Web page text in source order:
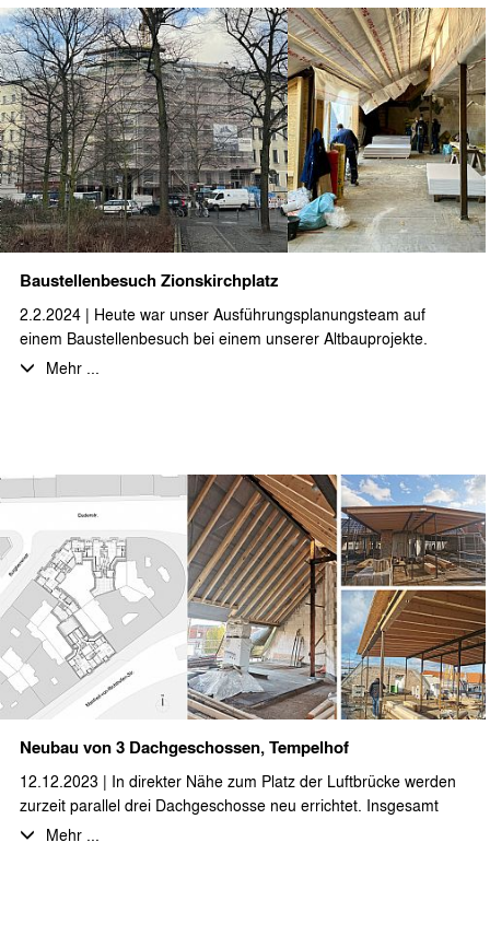
Baustellenbesuch Zionskirchplatz
2.2.2024 | Heute war unser Ausführungsplanungsteam auf
einem Baustellenbesuch bei einem unserer Altbauprojekte.
Direkt am Zionskirchplatz gelegen wird eine Kernsanierung des
Die sanierte bzw. neu geschaffene Wohnfläche beträgt
insgesamt ca. 2.800 m²
Durch stæhr+partner architekten wurden die LP 1-5 bearbeitet.
Mehr ...
Neubau von 3 Dachgeschossen, Tempelhof
12.12.2023 | In direkter Nähe zum Platz der Luftbrücke werden
zurzeit parallel drei Dachgeschosse neu errichtet. Insgesamt
entstehen 6 Wohnungen mit fast 1.000 qm Wohnfläche. Die
Mehr ...